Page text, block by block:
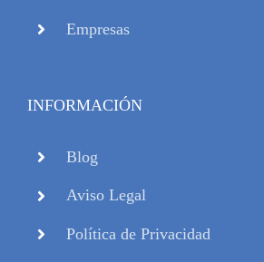
Empresas
INFORMACIÓN
Blog
Aviso Legal
Política de Privacidad